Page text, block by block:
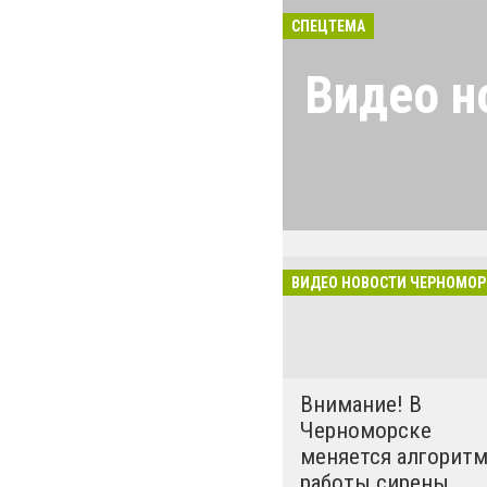
СПЕЦТЕМА
Видео
удобства
мобильное
ВИДЕО НОВОСТИ
Внимание! В
Черноморске
меняется алгоритм